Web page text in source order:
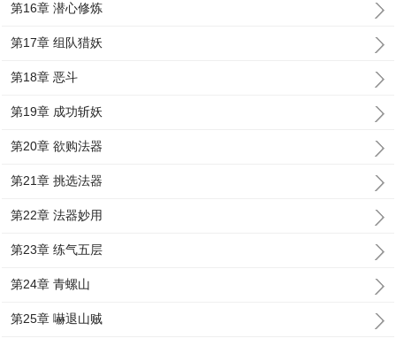
第16章 潜心修炼
第17章 组队猎妖
第18章 恶斗
第19章 成功斩妖
第20章 欲购法器
第21章 挑选法器
第22章 法器妙用
第23章 练气五层
第24章 青螺山
第25章 嚇退山贼